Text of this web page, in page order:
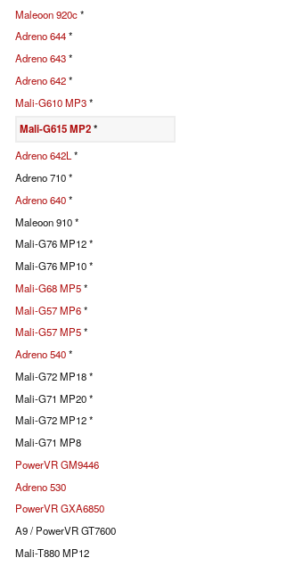
Maleoon 920c*
Adreno 644*
Adreno 643*
Adreno 642*
Mali-G610 MP3*
Mali-G615 MP2*
Adreno 642L*
Adreno 710 *
Adreno 640*
Maleoon 910 *
Mali-G76 MP12 *
Mali-G76 MP10 *
Mali-G68 MP5*
Mali-G57 MP6*
Mali-G57 MP5*
Adreno 540*
Mali-G72 MP18 *
Mali-G71 MP20 *
Mali-G72 MP12 *
Mali-G71 MP8
PowerVR GM9446
Adreno 530
PowerVR GXA6850
A9 / PowerVR GT7600
Mali-T880 MP12